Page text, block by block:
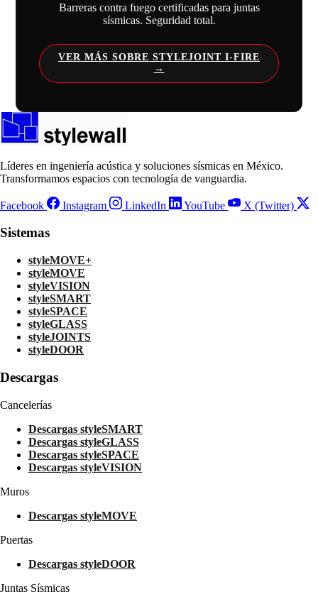
Barreras contra fuego certificadas para juntas
sísmicas. Seguridad total.
VER MÁS SOBRE STYLEJOINT I-FIRE
Líderes en ingeniería acústica y soluciones sísmicas en México.
Transformamos espacios con tecnología de vanguardia.
Facebook Instagram LinkedIn YouTube X (Twitter)
Sistemas
styleMOVE+
styleMOVE
styleVISION
styleSMART
styleSPACE
styleGLASS
styleJOINTS
styleDOOR
Descargas
Cancelerías
Descargas styleSMART
Descargas styleGLASS
Descargas styleSPACE
Descargas styleVISION
Muros
Descargas styleMOVE
Puertas
Descargas styleDOOR
Juntas Sísmicas